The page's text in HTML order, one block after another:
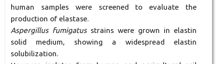
human samples were screened to evaluate the
production of elastase.
Aspergillus fumigatusstrains were grown in elastin
solid medium, showing a widespread elastin
solubilization.